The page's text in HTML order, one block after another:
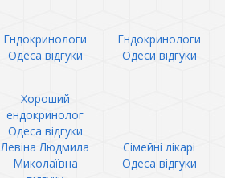
Ендокринологи
Одеса відгуки
Ендокринологи
Одеси відгуки
Хороший
ендокринолог
Одеса відгуки
Левіна Людмила
Миколаївна
Сімейні лікарі
Одеса відгуки